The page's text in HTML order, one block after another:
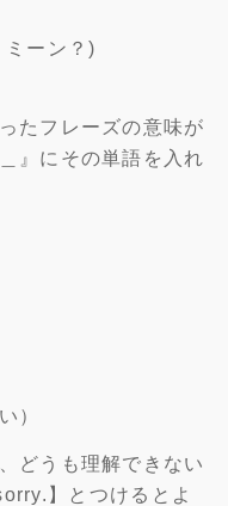
ーン？)
たフレーズの意味が
』にその単語を入れ
）
どうも理解できない
】とつけるとよ